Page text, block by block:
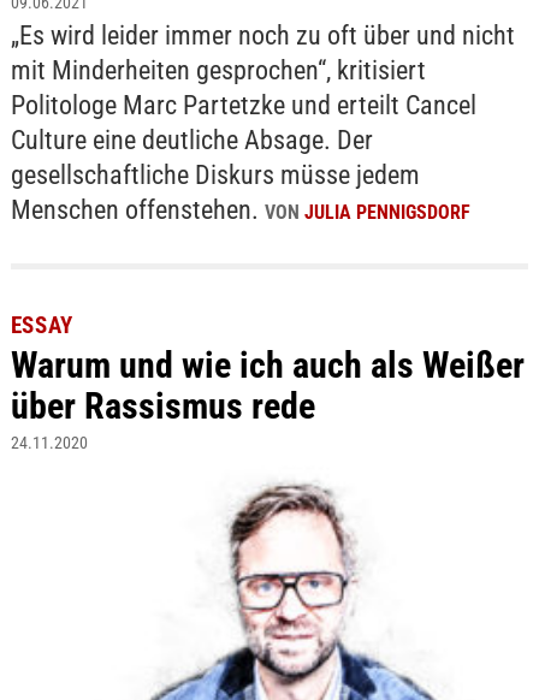
„Es wird leider immer noch zu oft über und nicht
mit Minderheiten gesprochen“, kritisiert
Politologe Marc Partetzke und erteilt Cancel
Culture eine deutliche Absage. Der
gesellschaftliche Diskurs müsse jedem
Menschen offenstehen. VON JULIA PENNIGSDORF
ESSAY
Warum und wie ich auch als Weißer
über Rassismus rede
24.11.2020